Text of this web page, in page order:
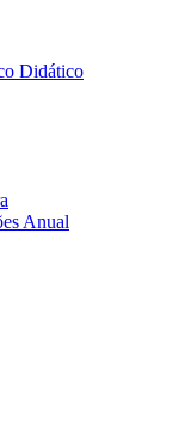
Didático
Anual